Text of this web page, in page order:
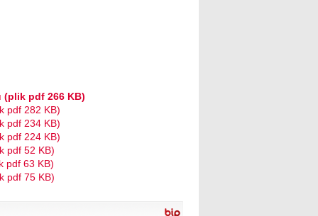
(plik pdf 266 KB)
pdf 282 KB)
pdf 234 KB)
pdf 224 KB)
pdf 52 KB)
pdf 63 KB)
pdf 75 KB)